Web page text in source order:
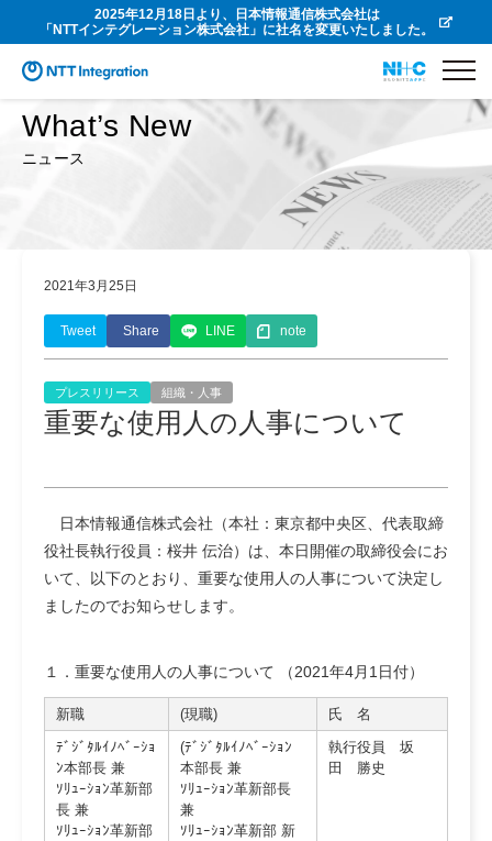
2025年12月18日より、日本情報通信株式会社は
「NTTインテグレーション株式会社」に社名を変更いたしました。
What’s New
ニュース
2021年3月25日
Tweet Share LINE note
プレスリリース 組織・人事
重要な使用人の人事について
日本情報通信株式会社（本社：東京都中央区、代表取締
役社長執行役員：桜井 伝治）は、本日開催の取締役会にお
いて、以下のとおり、重要な使用人の人事について決定し
ましたのでお知らせします。
１．重要な使用人の人事について （2021年4月1日付）
新職 (現職)
氏 名
ﾃﾞｼﾞﾀﾙｲﾉﾍﾞｰｼｮ
ﾝ本部長 兼
ｿﾘｭｰｼｮﾝ革新部
長 兼
ｿﾘｭｰｼｮﾝ革新部
(ﾃﾞｼﾞﾀﾙｲﾉﾍﾞｰｼｮﾝ
本部長 兼
ｿﾘｭｰｼｮﾝ革新部長
兼
ｿﾘｭｰｼｮﾝ革新部 新
執行役員 坂
田 勝史